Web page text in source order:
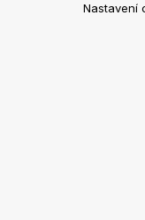
Nastavení